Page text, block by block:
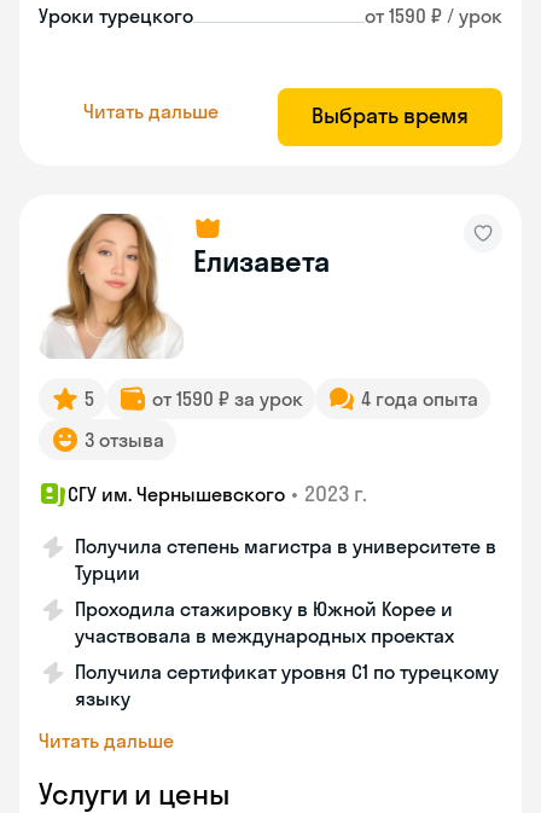
Уроки турецкого от 1590 ₽ / урок
Читать дальше Выбрать время
Елизавета
5 от 1590 ₽ за урок
4 года опыта
3 отзыва
СГУ им. Чернышевского • 2023 г.
Получила степень магистра в университете в
Турции
Проходила стажировку в Южной Корее и
участвовала в международных проектах
Получила сертификат уровня C1 по турецкому
языку
Читать дальше
Услуги и цены